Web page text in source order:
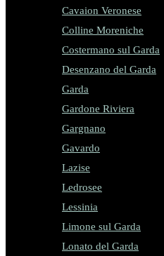
Cavaion Veronese
Colline Moreniche
Costermano sul Garda
Desenzano del Garda
Garda
Gardone Riviera
Gargnano
Gavardo
Lazise
Ledrosee
Lessinia
Limone sul Garda
Lonato del Garda